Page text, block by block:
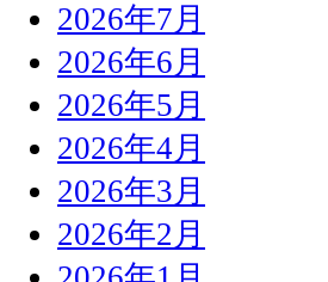
2026年7月
2026年6月
2026年5月
2026年4月
2026年3月
2026年2月